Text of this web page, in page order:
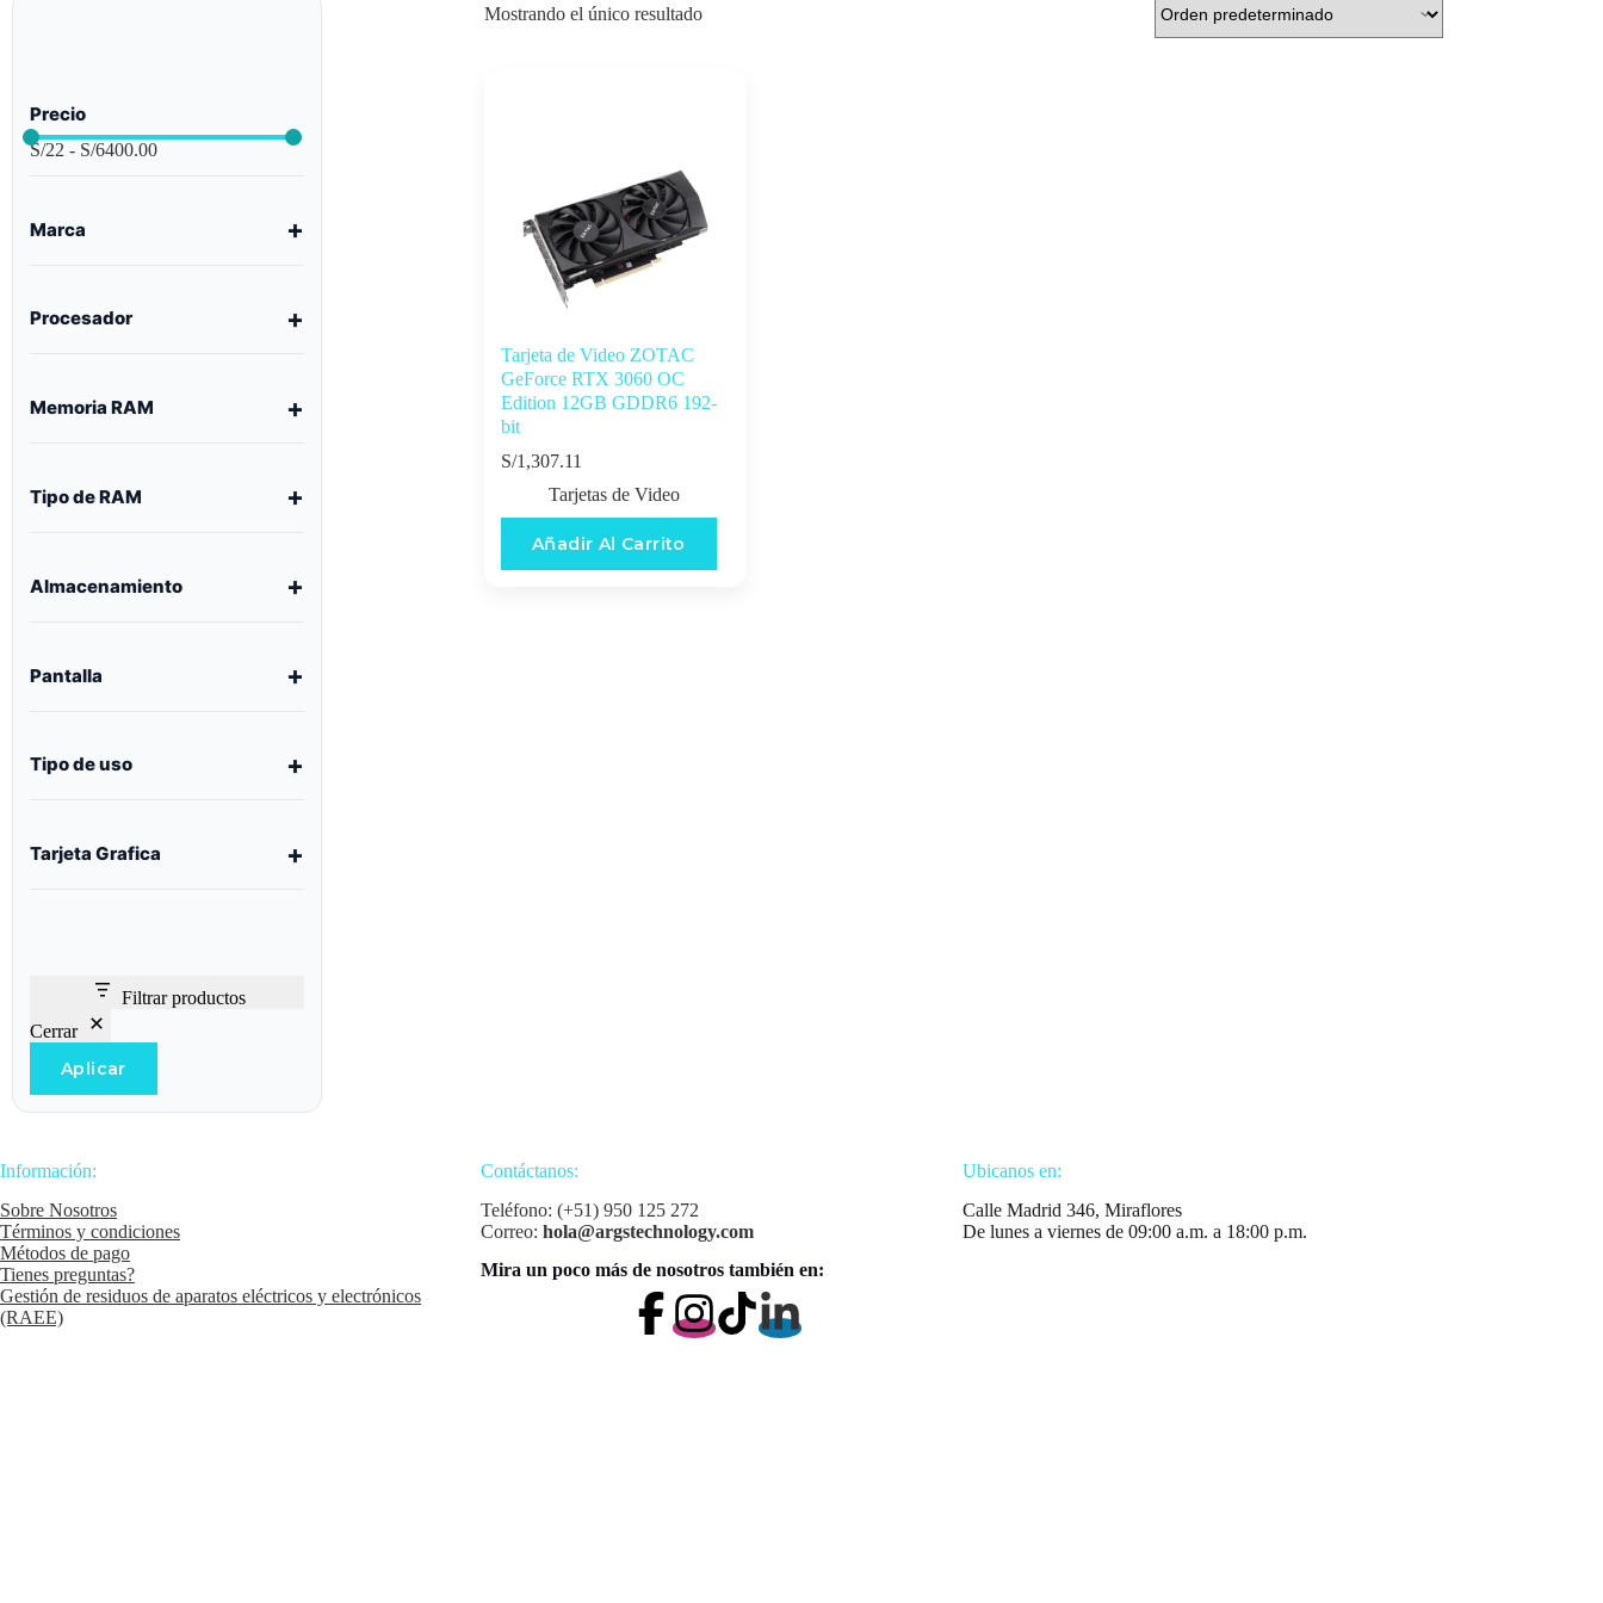
Mostrando el único resultado
Tarjeta de Video ZOTAC
GeForce RTX 3060 OC
Edition 12GB GDDR6 192-
bit
S/1,307.11
Tarjetas de Video
Añadir Al Carrito
Precio
S/22 - S/6400.00
Marca
Procesador
Memoria RAM
Tipo de RAM
Almacenamiento
Pantalla
Tipo de uso
Tarjeta Grafica
Filtrar productos
Cerrar
Aplicar
Información:
Sobre Nosotros
Términos y condiciones
Métodos de pago
Tienes preguntas?
Gestión de residuos de aparatos eléctricos y electrónicos
(RAEE)
Contáctanos:
Teléfono: (+51) 950 125 272
Correo:hola@argstechnology.com
Mira un poco más de nosotros también en:
Ubicanos en:
Calle Madrid 346, Miraflores
De lunes a viernes de 09:00 a.m. a 18:00 p.m.